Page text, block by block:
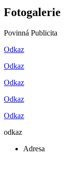
Fotogalerie
Povinná Publicita
Odkaz
Odkaz
Odkaz
Odkaz
Odkaz
odkaz
Adresa